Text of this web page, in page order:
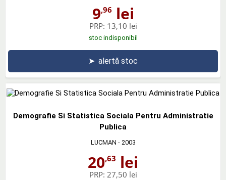
9,96 lei
PRP: 13,10 lei
stoc indisponibil
➤ alertă stoc
Demografie Si Statistica Sociala Pentru Administratie
Publica
LUCMAN - 2003
20,63 lei
PRP: 27,50 lei